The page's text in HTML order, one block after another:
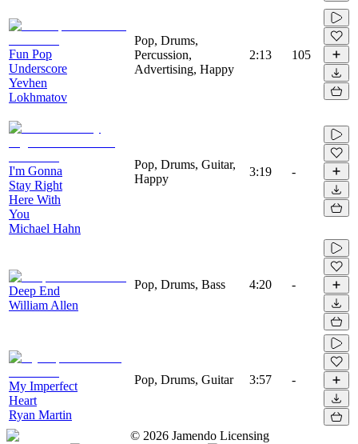
Fun Pop
Underscore
Yevhen
Lokhmatov
Pop, Drums,
Percussion,
Advertising, Happy
2:13 105
I'm Gonna
Stay Right
Here With
You
Michael Hahn
Pop, Drums, Guitar,
Happy
3:19 -
Deep End
William Allen
Pop, Drums, Bass 4:20 -
My Imperfect
Heart
Ryan Martin
Pop, Drums, Guitar 3:57 -
© 2026 Jamendo Licensing